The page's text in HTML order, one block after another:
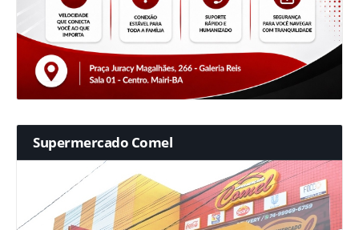
Supermercado Comel